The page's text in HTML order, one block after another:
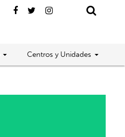
Centros y Unidades